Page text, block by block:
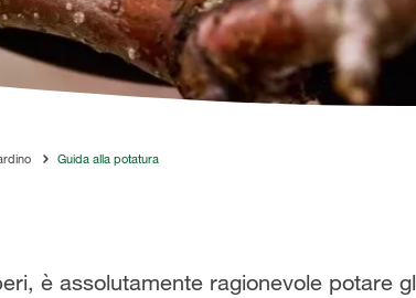
Guida alla potatura
è assolutamente ragionevole potare